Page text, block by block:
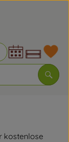
Suchen
kostenlose